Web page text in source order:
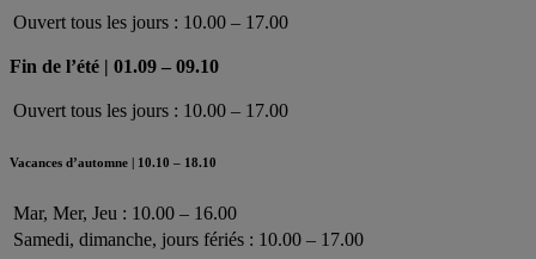
Ouvert tous les jours : 10.00 – 17.00
Fin de l’été | 01.09 – 09.10
Ouvert tous les jours : 10.00 – 17.00
Vacances d’automne | 10.10 – 18.10
Mar, Mer, Jeu : 10.00 – 16.00
Samedi, dimanche, jours fériés : 10.00 – 17.00